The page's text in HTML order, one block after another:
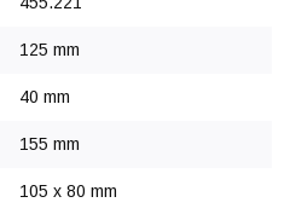
125 mm
40 mm
155 mm
105 x 80 mm